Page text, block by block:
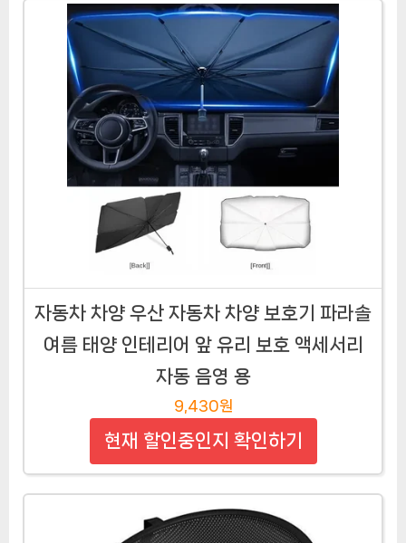
자동차 차양 우산 자동차 차양 보호기 파라솔
여름 태양 인테리어 앞 유리 보호 액세서리
자동 음영 용
9,430원
현재 할인중인지 확인하기